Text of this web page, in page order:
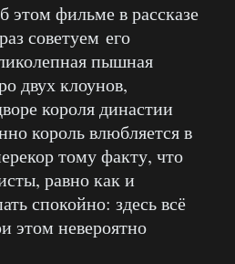
фильме в рассказе
советуем его
пышная
двух клоунов,
короля династии
король влюбляется в
тому факту, что
равно как и
спокойно: здесь всё
этом невероятно